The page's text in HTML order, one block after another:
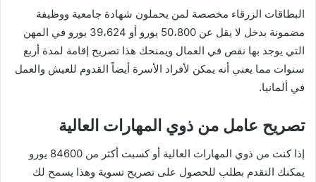
البطاقات الزرقاء مخصصة لمن يحملون شهادة جامعية ووظيفة
مضمونة بدخل لا يقل عن 50،800 يورو أو 39،624 يورو في المهن
التي يوجد بها نقص في العمال ويمنحك هذا تصريح إقامة لمدة أربع
سنوات مما يعني أنه يمكن لأفراد الأسرة أيضاً القدوم للعيش والعمل
في ألمانيا.
تصريح عامل من ذوي المهارات العالية
إذا كنت من ذوي المهارات العالية أو كسبت أكثر من 84600 يورو
يمكنك التقدم بطلب للحصول على تصريح تسوية وهذا يسمح لك